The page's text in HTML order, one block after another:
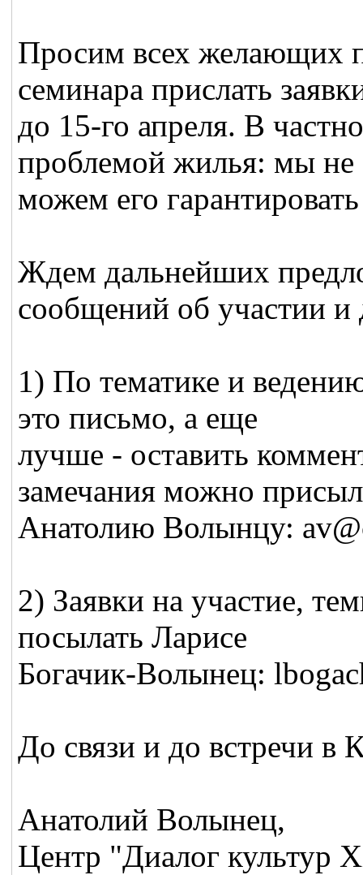
Просим всех желающих
семинара прислать
до 15-го апреля. В
проблемой жилья: мы не
можем его
Ждем дальнейших
сообщений об участии и
1) По тематике и
это письмо, а еще
лучше - оставить
замечания можно
Анатолию Волынцу:
2) Заявки на участие,
посылать Ларисе
Богачик-Волынец:
До связи и до встречи в
Анатолий Волынец,
Центр "Диалог культур